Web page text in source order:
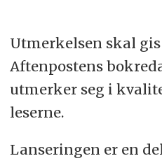
Utmerkelsen skal
Aftenpostens
utmerker seg i
leserne.
Lanseringen er en